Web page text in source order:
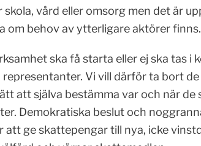
vård eller omsorg men det är
om behov av ytterligare aktörer finns.
ska få starta eller ej ska tas i
Vi vill därför ta bort de
att själva bestämma var och när de
Demokratiska beslut och
ge skattepengar till nya, icke